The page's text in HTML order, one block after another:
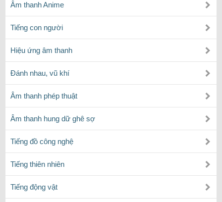
Âm thanh Anime
Tiếng con người
Hiệu ứng âm thanh
Đánh nhau, vũ khí
Âm thanh phép thuật
Âm thanh hung dữ ghê sợ
Tiếng đồ công nghệ
Tiếng thiên nhiên
Tiếng động vật